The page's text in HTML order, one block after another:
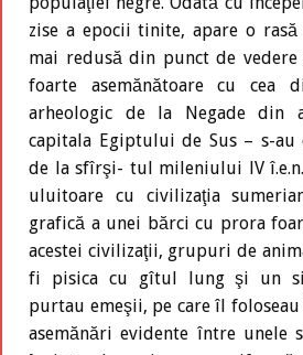
zise a epocii tinite, apare o
mai redusă din punct de
foarte asemănătoare cu cea
arheologic de la Negade din
capitala Egiptului de Sus – s-au
de la sfîrşi- tul mileniului lV
uluitoare cu civilizaţia
grafică a unei bărci cu prora
acestei civilizaţii, grupuri de
fi pisica cu gîtul lung şi un
purtau emeşii, pe care îl
asemănări evidente între unele